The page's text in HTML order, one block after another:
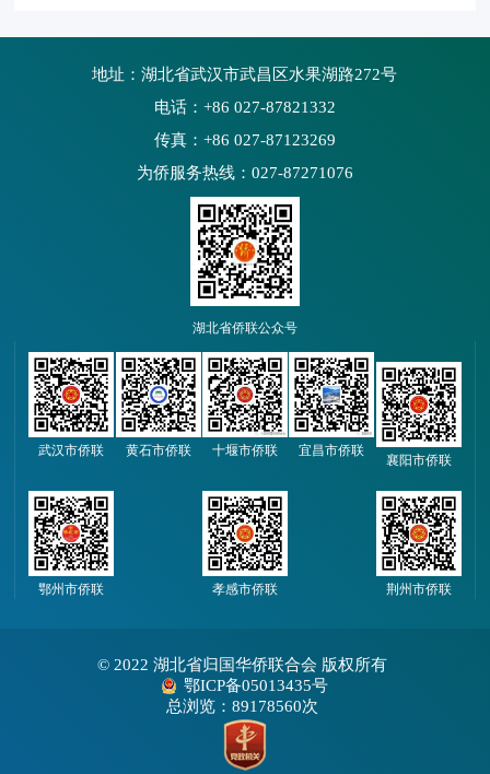
地址：湖北省武汉市武昌区水果湖路272号
电话：+86 027-87821332
传真：+86 027-87123269
为侨服务热线：027-87271076
湖北省侨联公众号
武汉市侨联 黄石市侨联 十堰市侨联 宜昌市侨联
襄阳市侨联
鄂州市侨联 孝感市侨联 荆州市侨联
© 2022 湖北省归国华侨联合会 版权所有
鄂ICP备05013435号
总浏览：89178560次